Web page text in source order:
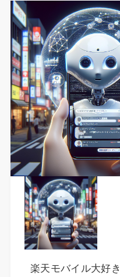
楽天モバイル大好き